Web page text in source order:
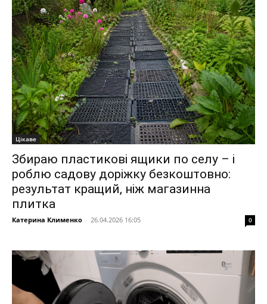
Цікаве
Збираю пластикові ящики по селу – і
роблю садову доріжку безкоштовно:
результат кращий, ніж магазинна
плитка
Катерина Клименко - 26.04.2026 16:05 0